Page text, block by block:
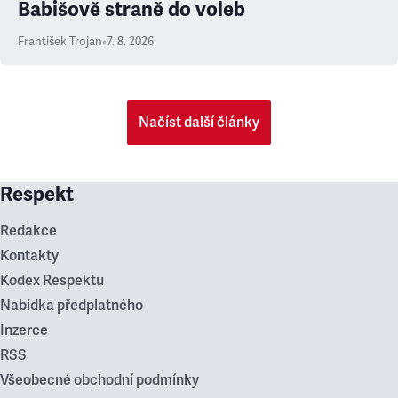
Babišově straně do voleb
František Trojan•7. 8. 2026
Načíst další články
Respekt
Redakce
Kontakty
Kodex Respektu
Nabídka předplatného
Inzerce
RSS
Všeobecné obchodní podmínky